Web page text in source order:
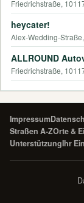
Friedrichstraße,
heycater!
Alex-Wedding-
ALLROUND
Friedrichstraße,
Impressum
Straßen A-ZOrte &
UnterstützungIhr